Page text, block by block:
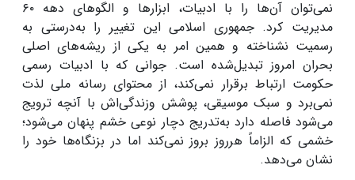
نمی‌توان آن‌ها را با ادبیات، ابزارها و الگوهای دهه ۶۰
مدیریت کرد. جمهوری اسلامی این تغییر را به‌درستی به
رسمیت نشناخته و همین امر به یکی از ریشه‌های اصلی
بحران‌ امروز تبدیل‌شده است. جوانی که با ادبیات رسمی
حکومت ارتباط برقرار نمی‌کند، از محتوای رسانه ملی لذت
نمی‌برد و سبک موسیقی، پوشش وزندگی‌اش با آنچه ترویج
می‌شود فاصله دارد به‌تدریج دچار نوعی خشم پنهان می‌شود؛
خشمی که الزاماً هرروز بروز نمی‌کند اما در بزنگاه‌ها خود را
نشان می‌دهد.